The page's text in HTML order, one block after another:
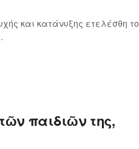
και κατάνυξης ετελέσθη το
παιδιῶν της,